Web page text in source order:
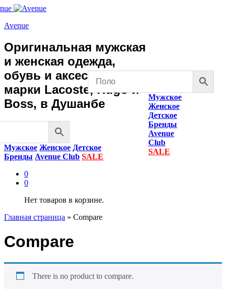
Avenue
Оригинальная мужская
и женская одежда,
обувь и аксессуары
марки Lacoste, Hugo и
Boss, в Душанбе
Мужское Женское Детское
Бренды Avenue Club SALE
0
0
Нет товаров в корзине.
Мужское
Женское
Детское
Бренды
Avenue
Club
SALE
Главная страница » Compare
Compare
There is no product to compare.